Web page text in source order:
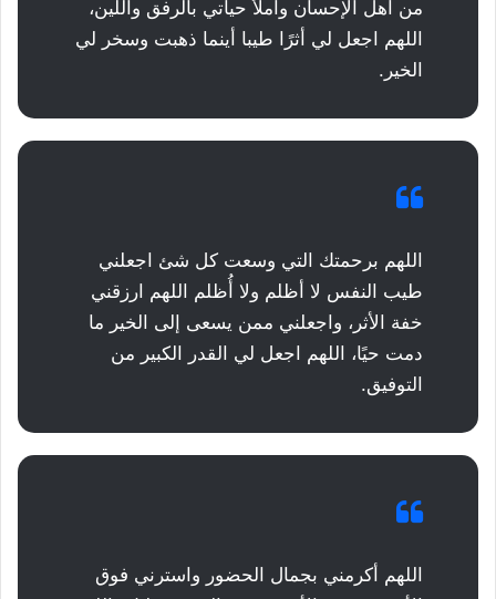
من أهل الإحسان واملأ حياتي بالرفق واللين،
اللهم اجعل لي أثرًا طيبا أينما ذهبت وسخر لي
الخير.
اللهم برحمتك التي وسعت كل شئ اجعلني
طيب النفس لا أظلم ولا أُظلم اللهم ارزقني
خفة الأثر، واجعلني ممن يسعى إلى الخير ما
دمت حيًا، اللهم اجعل لي القدر الكبير من
التوفيق.
اللهم أكرمني بجمال الحضور واسترني فوق